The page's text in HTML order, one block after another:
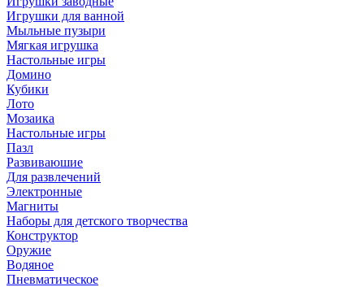
Игрушки для ванной
Мыльные пузыри
Мягкая игрушка
Настольные игры
Домино
Кубики
Лото
Мозаика
Настольные игры
Пазл
Развиваюшие
Для развлечений
Электронные
Магниты
Наборы для детского творчества
Конструктор
Оружие
Водяное
Пневматическое